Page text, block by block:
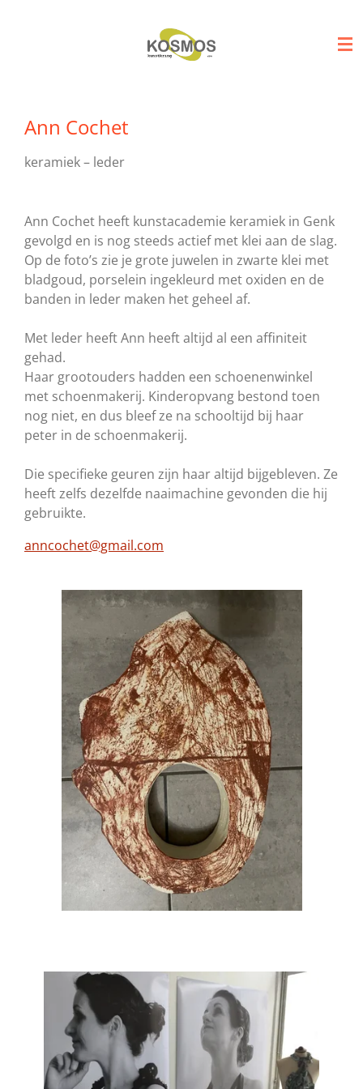
Ann Cochet
keramiek – leder
Ann Cochet heeft kunstacademie keramiek in Genk
gevolgd en is nog steeds actief met klei aan de slag.
Op de foto’s zie je grote juwelen in zwarte klei met
bladgoud, porselein ingekleurd met oxiden en de
banden in leder maken het geheel af.
Met leder heeft Ann heeft altijd al een affiniteit
gehad.
​Haar grootouders hadden een schoenenwinkel
met schoenmakerij. Kinderopvang bestond toen
nog niet, en dus bleef ze na schooltijd bij haar
peter in de schoenmakerij.
​Die specifieke geuren zijn haar altijd bijgebleven. Ze
heeft zelfs dezelfde naaimachine gevonden die hij
gebruikte.
anncochet@gmail.com